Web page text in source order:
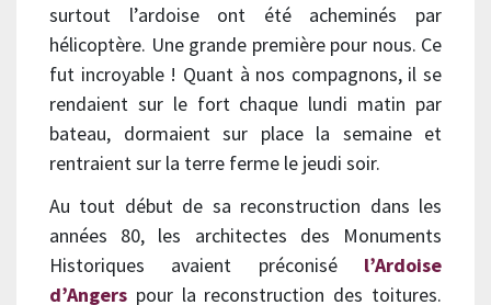
surtout l’ardoise ont été acheminés par
hélicoptère. Une grande première pour nous. Ce
fut incroyable ! Quant à nos compagnons, il se
rendaient sur le fort chaque lundi matin par
bateau, dormaient sur place la semaine et
rentraient sur la terre ferme le jeudi soir.
Au tout début de sa reconstruction dans les
années 80, les architectes des Monuments
Historiques avaient préconisé l’Ardoise
d’Angers pour la reconstruction des toitures.